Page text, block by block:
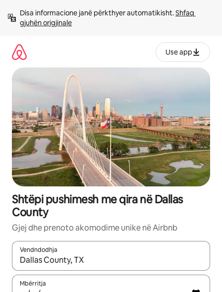
përmbajtja
Disa informacione janë përkthyer automatikisht. Shfaq
gjuhën origjinale
Use app
Shtëpi pushimesh me qira në Dallas
County
Gjej dhe prenoto akomodime unike në Airbnb
Vendndodhja
Kur rezultatet të jenë të disponueshme, lëviz me butonat e
Mbërritja